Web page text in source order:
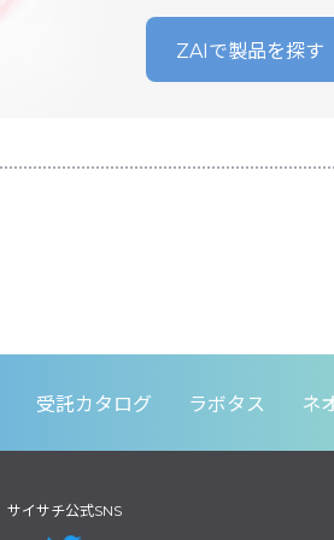
ZAIで製品を探す
受託カタログ ラボタス ネ
サイサチ公式SNS